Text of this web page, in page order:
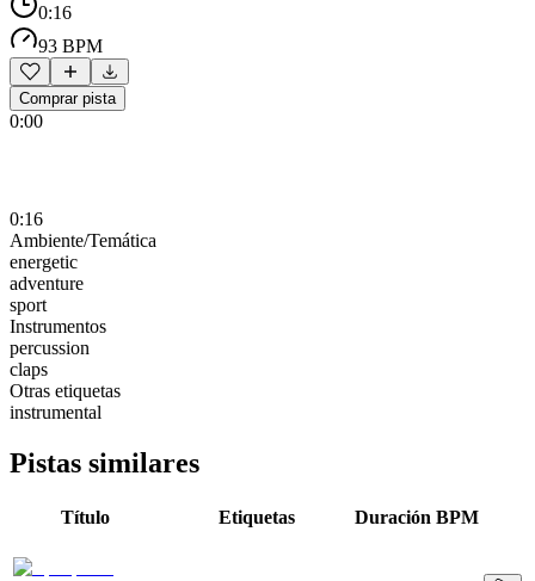
0:16
93 BPM
Comprar pista
0:00
0:16
Ambiente/Temática
energetic
adventure
sport
Instrumentos
percussion
claps
Otras etiquetas
instrumental
Pistas similares
Título Etiquetas Duración BPM